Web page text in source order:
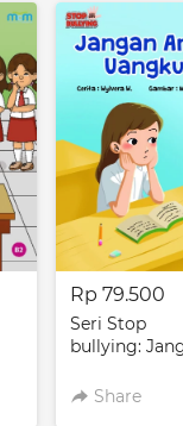
Rp 79.500
Seri Stop
bullying:
Share